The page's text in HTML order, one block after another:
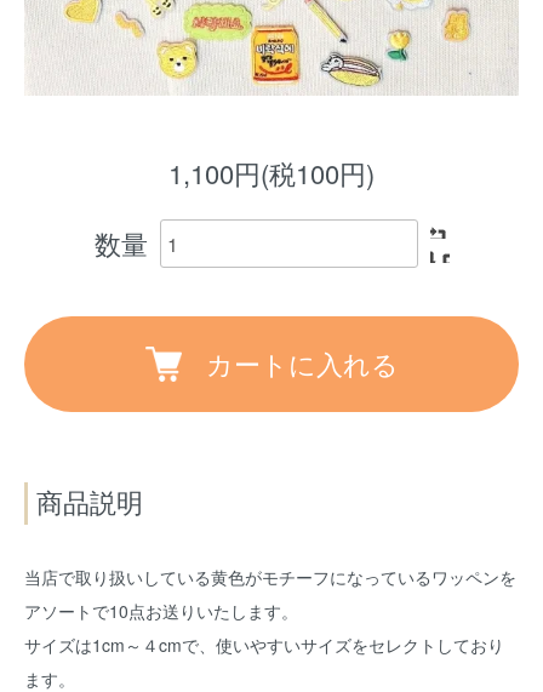
1,100円(税100円)
数量
カートに入れる
商品説明
当店で取り扱いしている黄色がモチーフになっているワッペンを
アソートで10点お送りいたします。
サイズは1cm～４cmで、使いやすいサイズをセレクトしており
ます。